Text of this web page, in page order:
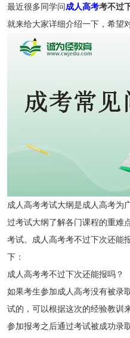
最近很多同学问成人高考考不过
就来给大家详细介绍一下，希望
成人高考考试大纲是成人高考为
过考试大纲了解各门课程的重难
考试。成人高考考不过下次还能
下：
成人高考考不过下次还能报吗？
如果考生参加成人高考没有被录
试的，可以根据这次的经验教训
参加报考之后通过考试被成功录